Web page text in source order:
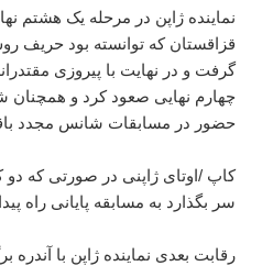
نماینده ژاپن در مرحله یک هشتم
قزاقستان که توانسته بود حریف
چهارم نهایی صعود کرد و
حضور در مسابقات شانس مجدد
کاپ /اوتای ژاپنی در صورتی که
سر بگذارد به مسابقه پایانی راه
رقابت بعدی نماینده ژاپن با آندره